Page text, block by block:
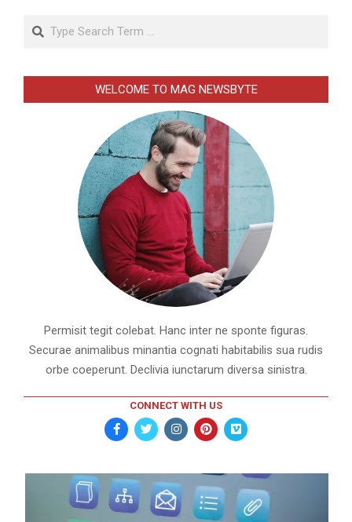
WELCOME TO MAG NEWSBYTE
Permisit tegit colebat. Hanc inter ne sponte figuras.
Securae animalibus minantia cognati habitabilis sua rudis
orbe coeperunt. Declivia iunctarum diversa sinistra.
CONNECT WITH US